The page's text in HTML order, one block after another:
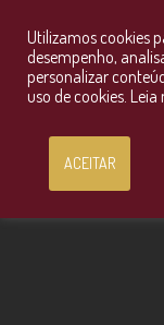
Utilizamos cookies
desempenho,
personalizar
uso de cookies. Leia
ACEITAR